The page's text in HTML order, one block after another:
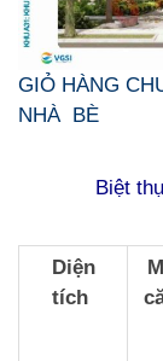
GIỎ HÀNG
NHÀ BÈ
Biệt
Diện
tích